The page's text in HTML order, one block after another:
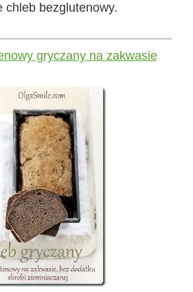
chleb bezglutenowy.
gryczany na zakwasie